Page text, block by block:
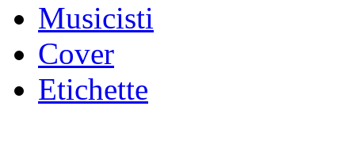
Musicisti
Cover
Etichette